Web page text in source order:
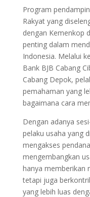
Program
Rakyat yang
dengan Kemenkop
penting dalam
Indonesia. Melalui
Bank BJB Cabang
Cabang Depok,
pemahaman yang
bagaimana cara
Dengan adanya
pelaku usaha yang
mengakses
mengembangkan
hanya memberikan
tetapi juga
yang lebih luas